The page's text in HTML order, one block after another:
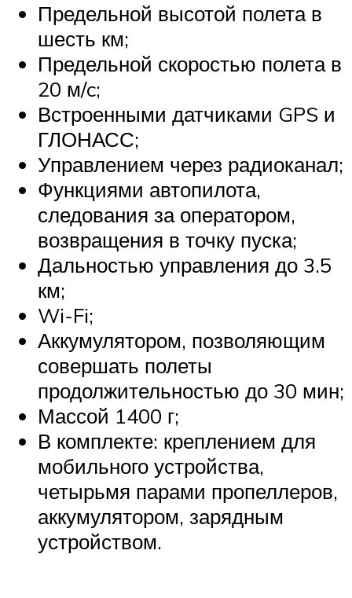
Предельной высотой полета в
шесть км;
Предельной скоростью полета в
20 м/c;
Встроенными датчиками GPS и
ГЛОНАСС;
Управлением через радиоканал;
Функциями автопилота,
следования за оператором,
возвращения в точку пуска;
Дальностью управления до 3.5
км;
Wi-Fi;
Аккумулятором, позволяющим
совершать полеты
продолжительностью до 30 мин;
Массой 1400 г;
В комплекте: креплением для
мобильного устройства,
четырьмя парами пропеллеров,
аккумулятором, зарядным
устройством.